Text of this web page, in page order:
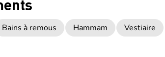
Bains à remous Hammam Vestiaire